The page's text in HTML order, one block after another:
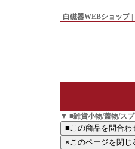
白磁器WEBショップ |
▼ ■雑貨小物/蓋物/ス